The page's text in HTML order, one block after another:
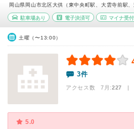
岡山県岡山市北区大供（東中央町駅、大雲寺前駅、
駐車場あり 電子決済可 マイナ受付
土曜（〜13:00）
3件
アクセス数 7月:227 |
5.0